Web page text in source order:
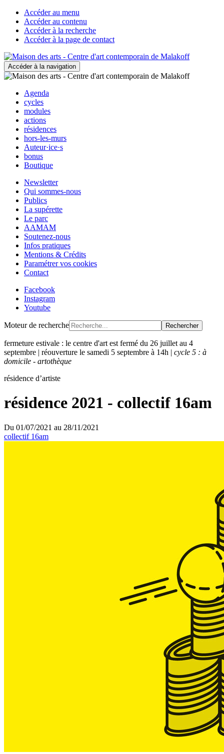
Accéder au menu
Accéder au contenu
Accéder à la recherche
Accéder à la page de contact
Accéder à la navigation
Agenda
cycles
modules
actions
résidences
hors-les-murs
Auteur·ice·s
bonus
Boutique
Newsletter
Qui sommes-nous
Publics
La supérette
Le parc
AAMAM
Soutenez-nous
Infos pratiques
Mentions & Crédits
Paramétrer vos cookies
Contact
Facebook
Instagram
Youtube
Moteur de recherche Rechercher
fermeture estivale : le centre d'art est fermé du 26 juillet au 4
septembre | réouverture le samedi 5 septembre à 14h | cycle 5 : à
domicile - artothèque
résidence d’artiste
résidence 2021 - collectif 16am
Du 01/07/2021 au 28/11/2021
collectif 16am